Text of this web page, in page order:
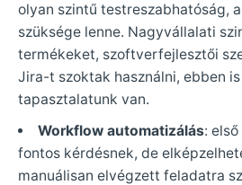
olyan szintű testreszabhatóság,
szüksége lenne. Nagyvállalati
termékeket, szoftverfejlesztői
Jira-t szoktak használni, ebben
tapasztalatunk van.
Workflow automatizálás:
fontos kérdésnek, de
manuálisan elvégzett feladatra